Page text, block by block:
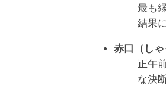
最も
結果
赤口（しゃ
正午
な決